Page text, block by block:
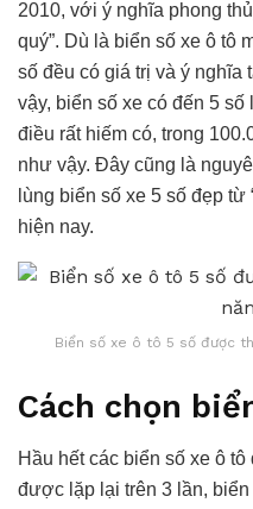
2010, với ý nghĩa phong
quý”. Dù là biển số xe ô tô
số đều có giá trị và ý nghĩa
vậy, biển số xe có đến 5 số
điều rất hiếm có, trong
như vậy. Đây cũng là
lùng biển số xe 5 số đẹp
hiện nay.
Biển số xe ô tô 5 số được
Cách chọn
Hầu hết các biển số xe ô
được lặp lại trên 3 lần,